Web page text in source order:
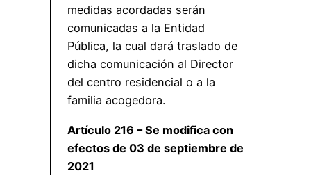
medidas acordadas serán
comunicadas a la Entidad
Pública, la cual dará traslado de
dicha comunicación al Director
del centro residencial o a la
familia acogedora.
Artículo 216 – Se modifica con
efectos de 03 de septiembre de
2021